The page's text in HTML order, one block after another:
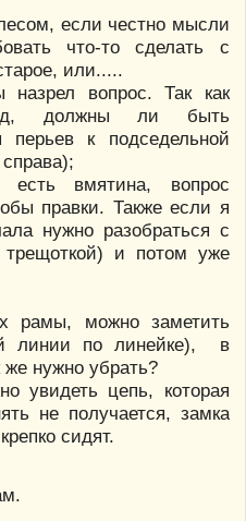
если честно мысли
что-то сделать с
или.....
вопрос. Так как
должны ли быть
перьев к подседельной
вмятина, вопрос
правки. Также если я
нужно разобраться с
трещоткой) и потом уже
рамы, можно заметить
линии по линейке), в
нужно убрать?
увидеть цепь, которая
не получается, замка
сидят.